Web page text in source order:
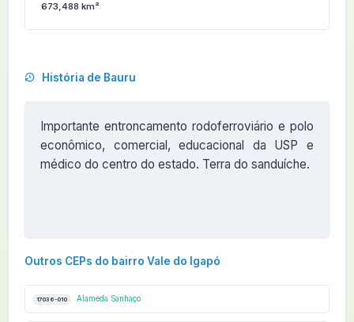
673,488 km²
História de Bauru
Importante entroncamento rodoferroviário e polo
econômico, comercial, educacional da USP e
médico do centro do estado. Terra do sanduíche.
Outros CEPs do bairro Vale do Igapó
17036-010 Alameda Sanhaço